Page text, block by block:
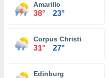
Amarillo
38° 23°
Corpus Christi
31° 27°
Edinburg